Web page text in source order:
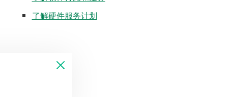
了解硬件服务计划